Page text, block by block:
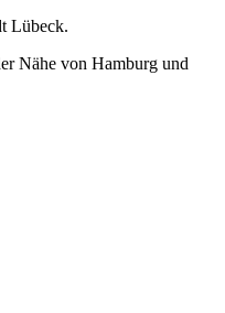
Lübeck.
Nähe von Hamburg und